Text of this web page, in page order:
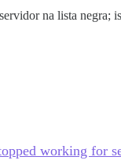
na lista negra;
working for